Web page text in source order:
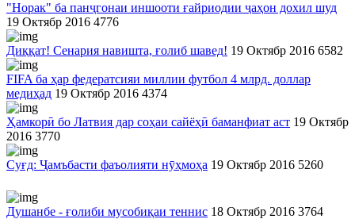
"Норак" ба панҷгонаи иншооти ғайриодии ҷаҳон дохил шуд
19 Октябр 2016 4776
Диққат! Сенария навишта, ғолиб шавед! 19 Октябр 2016 6582
FIFA ба ҳар федератсияи миллии футбол 4 млрд. доллар
медиҳад 19 Октябр 2016 4374
Ҳамкорӣ бо Латвия дар соҳаи сайёҳӣ баманфиат аст 19 Октябр
2016 3770
Суғд: Ҷамъбасти фаъолияти нӯҳмоҳа 19 Октябр 2016 5260
Душанбе - ғолиби мусобиқаи теннис 18 Октябр 2016 3764